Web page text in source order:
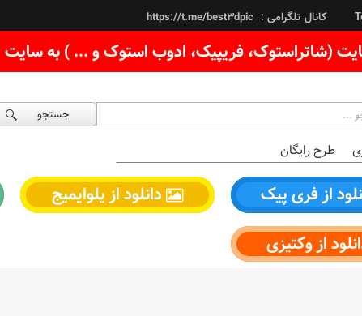
کانال تلگرامی : https://t.me/best3dpic
(شاتراستوک، فریپیک، ادوب استوک و ... ) به سایت
جستجو
طرح رایگان
از فری پیک دانلود از یلوایمیج
از وکتیزی